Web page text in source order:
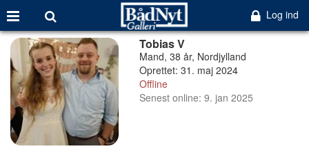
Log ind
Tobias V
Mand, 38 år, Nordjylland
Oprettet: 31. maj 2024
Offline
Senest online: 9. jan 2025